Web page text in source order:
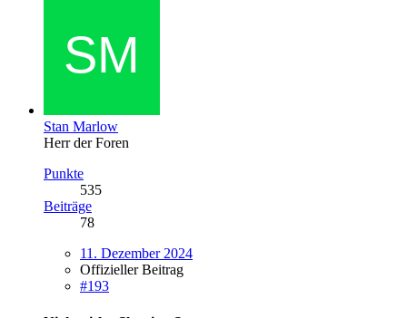
Stan Marlow
Herr der Foren
Punkte
535
Beiträge
78
11. Dezember 2024
Offizieller Beitrag
#193